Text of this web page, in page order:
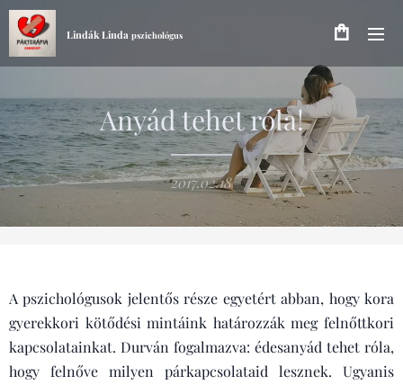
Lindák Linda pszichológus
Anyád tehet róla!
2017.02.18
A pszichológusok jelentős része egyetért abban, hogy kora
gyerekkori kötődési mintáink határozzák meg felnőttkori
kapcsolatainkat. Durván fogalmazva: édesanyád tehet róla,
hogy felnőve milyen párkapcsolataid lesznek. Ugyanis